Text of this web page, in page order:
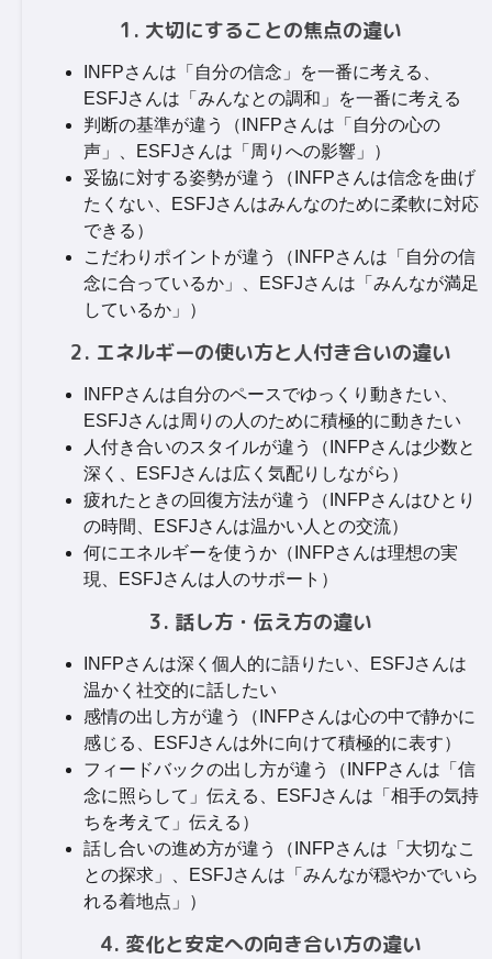
1. 大切にすることの焦点の違い
INFPさんは「自分の信念」を一番に考える、
ESFJさんは「みんなとの調和」を一番に考える
判断の基準が違う（INFPさんは「自分の心の
声」、ESFJさんは「周りへの影響」）
妥協に対する姿勢が違う（INFPさんは信念を曲げ
たくない、ESFJさんはみんなのために柔軟に対応
できる）
こだわりポイントが違う（INFPさんは「自分の信
念に合っているか」、ESFJさんは「みんなが満足
しているか」）
2. エネルギーの使い方と人付き合いの違い
INFPさんは自分のペースでゆっくり動きたい、
ESFJさんは周りの人のために積極的に動きたい
人付き合いのスタイルが違う（INFPさんは少数と
深く、ESFJさんは広く気配りしながら）
疲れたときの回復方法が違う（INFPさんはひとり
の時間、ESFJさんは温かい人との交流）
何にエネルギーを使うか（INFPさんは理想の実
現、ESFJさんは人のサポート）
3. 話し方・伝え方の違い
INFPさんは深く個人的に語りたい、ESFJさんは
温かく社交的に話したい
感情の出し方が違う（INFPさんは心の中で静かに
感じる、ESFJさんは外に向けて積極的に表す）
フィードバックの出し方が違う（INFPさんは「信
念に照らして」伝える、ESFJさんは「相手の気持
ちを考えて」伝える）
話し合いの進め方が違う（INFPさんは「大切なこ
との探求」、ESFJさんは「みんなが穏やかでいら
れる着地点」）
4. 変化と安定への向き合い方の違い